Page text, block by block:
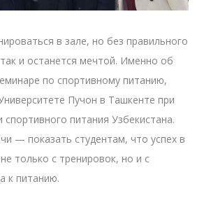
в зале, но без правильного
и останется мечтой. Именно об
по спортивному питанию,
Пучон в Ташкенте при
спортивного питания Узбекистана.
— показать студентам, что успех в
только с тренировок, но и с
к питанию.